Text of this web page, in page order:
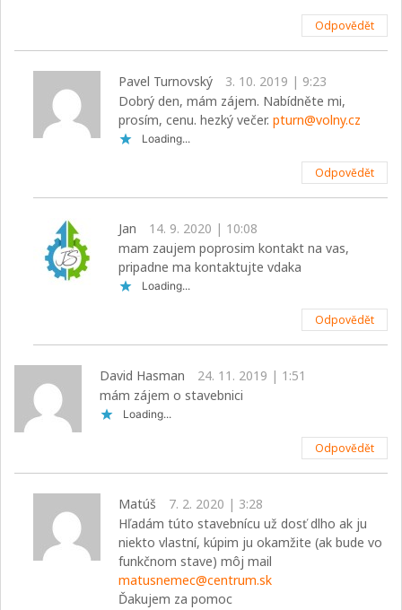
Odpovědět
Pavel Turnovský
3. 10. 2019 | 9:23
Dobrý den, mám zájem. Nabídněte mi,
prosím, cenu. hezký večer. pturn@volny.cz
Loading...
Odpovědět
Jan
14. 9. 2020 | 10:08
mam zaujem poprosim kontakt na vas,
pripadne ma kontaktujte vdaka
Loading...
Odpovědět
David Hasman
24. 11. 2019 | 1:51
mám zájem o stavebnici
Loading...
Odpovědět
Matúš
7. 2. 2020 | 3:28
Hľadám túto stavebnícu už dosť dlho ak ju
niekto vlastní, kúpim ju okamžite (ak bude vo
funkčnom stave) môj mail
matusnemec@centrum.sk
Ďakujem za pomoc